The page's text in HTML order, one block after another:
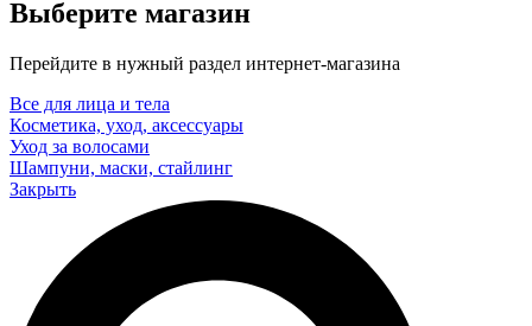
Выберите магазин
Перейдите в нужный раздел интернет-магазина
Все для лица и тела
Косметика, уход, аксессуары
Уход за волосами
Шампуни, маски, стайлинг
Закрыть